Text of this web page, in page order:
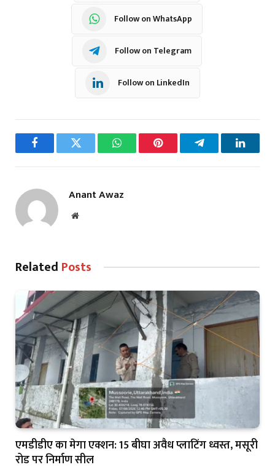
Follow on WhatsApp
Follow on Telegram
Follow on LinkedIn
FacebookTwitter WhatsAppPinterest Telegram
Anant Awaz
Website
Related Posts
एमडीडीए का मेगा एक्शन: 15 बीघा अवैध प्लाटिंग ध्वस्त, मसूरी
रोड पर निर्माण सील